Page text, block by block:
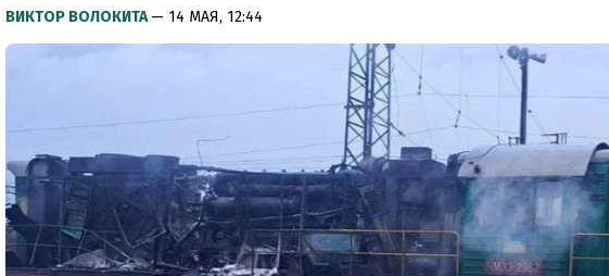
ВИКТОР ВОЛОКИТА— 14 МАЯ, 12:44